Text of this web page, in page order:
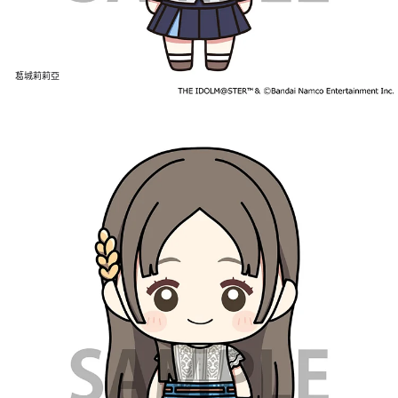
葛城莉莉亞